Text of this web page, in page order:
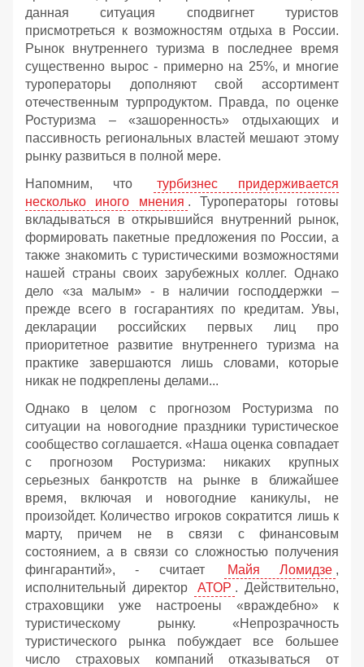
данная ситуация сподвигнет туристов
присмотреться к возможностям отдыха в России.
Рынок внутреннего туризма в последнее время
существенно вырос - примерно на 25%, и многие
туроператоры дополняют свой ассортимент
отечественным турпродуктом. Правда, по оценке
Ростуризма – «зашоренность» отдыхающих и
пассивность региональных властей мешают этому
рынку развиться в полной мере.
Напомним, что
турбизнес придерживается
несколько иного мнения . Туроператоры готовы
вкладываться в открывшийся внутренний рынок,
формировать пакетные предложения по России, а
также знакомить с туристическими возможностями
нашей страны своих зарубежных коллег. Однако
дело «за малым» - в наличии господдержки –
прежде всего в госгарантиях по кредитам. Увы,
декларации российских первых лиц про
приоритетное развитие внутреннего туризма на
практике завершаются лишь словами, которые
никак не подкреплены делами...
Однако в целом с прогнозом Ростуризма по
ситуации на новогодние праздники туристическое
сообщество соглашается. «Наша оценка совпадает
с прогнозом Ростуризма: никаких крупных
серьезных банкротств на рынке в ближайшее
время, включая и новогодние каникулы, не
произойдет. Количество игроков сократится лишь к
марту, причем не в связи с финансовым
состоянием, а в связи со сложностью получения
фингарантий», - считает
Майя Ломидзе ,
исполнительный директор
АТОР . Действительно,
страховщики уже настроены «враждебно» к
туристическому рынку. «Непрозрачность
туристического рынка побуждает все большее
число страховых компаний отказываться от